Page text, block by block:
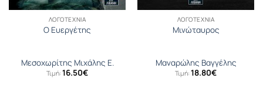
ΛΟΓΟΤΕΧΝΊΑ
Ο Ευεργέτης
Μεσοχωρίτης Μιχάλης Ε.
Τιμή: 16.50€
ΛΟΓΟΤΕΧΝΊΑ
Μινώταυρος
Μαναρώλης Βαγγέλης
Τιμή: 18.80€